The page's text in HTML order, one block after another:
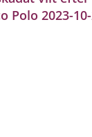
Polo 2023-